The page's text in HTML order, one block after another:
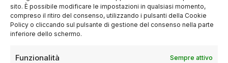
sito. È possibile modificare le impostazioni in qualsiasi momento,
compreso il ritiro del consenso, utilizzando i pulsanti della Cookie
Policy o cliccando sul pulsante di gestione del consenso nella parte
inferiore dello schermo.
Funzionalità Sempre attivo
Incontri Industry E